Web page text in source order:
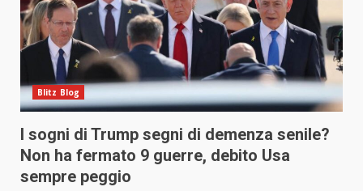
Blitz Blog
I sogni di Trump segni di demenza senile?
Non ha fermato 9 guerre, debito Usa
sempre peggio